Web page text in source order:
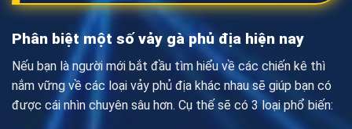
Phân biệt một số vảy gà phủ địa hiện nay
Nếu bạn là người mới bắt đầu tìm hiểu về các chiến kê thì
nắm vững về các loại vảy phủ địa khác nhau sẽ giúp bạn có
được cái nhìn chuyên sâu hơn. Cụ thế sẽ có 3 loại phổ biến: